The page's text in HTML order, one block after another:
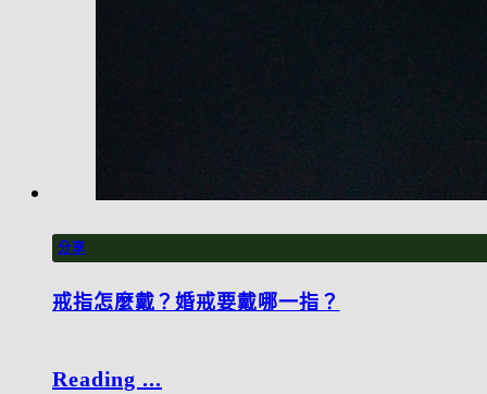
分享
戒指怎麼戴？婚戒要戴哪一指？
Reading ...